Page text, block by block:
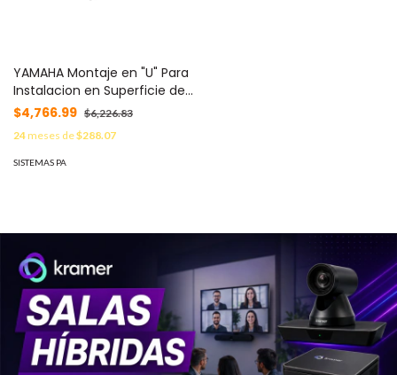
YAMAHA Montaje en "U" Para
Instalacion en Superficie de
Altavoces Serie DXR y DHR
MOD: UBDXRDHR10
$4,766.99 $6,226.83
24meses de$288.07
SISTEMAS PA